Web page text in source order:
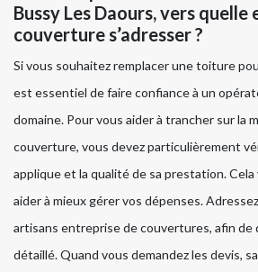
Bussy Les Daours, vers
couverture s’adresser ?
Si vous souhaitez remplacer une toiture
est essentiel de faire confiance à un
domaine. Pour vous aider à trancher sur la
couverture, vous devez particulièrement
applique et la qualité de sa prestation. Cela
aider à mieux gérer vos dépenses.
artisans entreprise de couvertures, afin de
détaillé. Quand vous demandez les devis,